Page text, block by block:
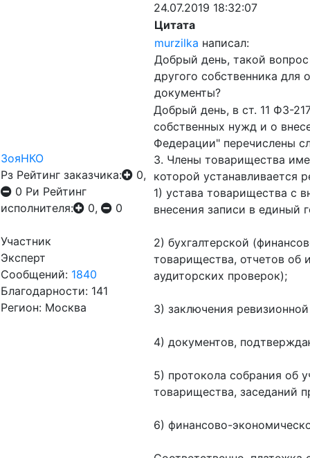
ЗояНКО
Рз Рейтинг заказчика:
0,
0 Ри Рейтинг
исполнителя:
0, 0
Участник
Эксперт
Сообщений: 1840
Благодарности: 141
Регион: Москва
24.07.2019 18:32:07
Цитата
murzilka написал:
Добрый день, такой
другого собственника для
документы?
Добрый день, в ст. 11 ФЗ-
собственных нужд и о
Федерации" перечислены
3. Члены товарищества
которой устанавливается
1) устава товарищества с
внесения записи в единый
2) бухгалтерской
товарищества, отчетов об
аудиторских проверок);
3) заключения
4) документов,
5) протокола собрания об
товарищества, заседаний
6) финансово-